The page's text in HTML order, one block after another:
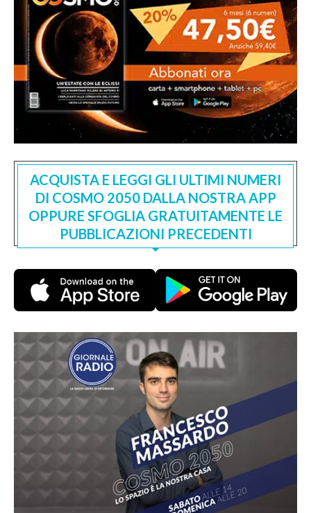
ACQUISTA E LEGGI GLI ULTIMI NUMERI
DI COSMO 2050 DALLA NOSTRA APP
OPPURE SFOGLIA GRATUITAMENTE LE
PUBBLICAZIONI PRECEDENTI